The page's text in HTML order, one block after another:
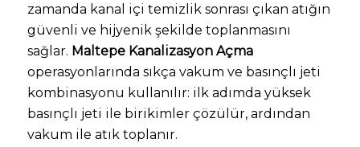
zamanda kanal içi temizlik sonrası çıkan atığın
güvenli ve hijyenik şekilde toplanmasını
sağlar. Maltepe Kanalizasyon Açma
operasyonlarında sıkça vakum ve basınçlı jeti
kombinasyonu kullanılır: ilk adımda yüksek
basınçlı jeti ile birikimler çözülür, ardından
vakum ile atık toplanır.